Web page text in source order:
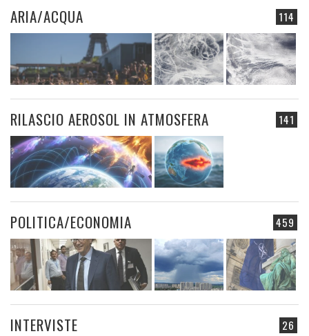
114
ARIA/ACQUA
141
RILASCIO AEROSOL IN ATMOSFERA
459
POLITICA/ECONOMIA
26
INTERVISTE